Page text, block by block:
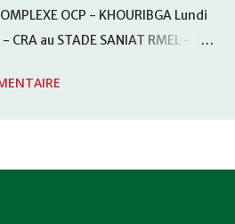
OCP - KHOURIBGA Lundi
au STADE SANIAT RMEL -
15H00 WAF - OCS au